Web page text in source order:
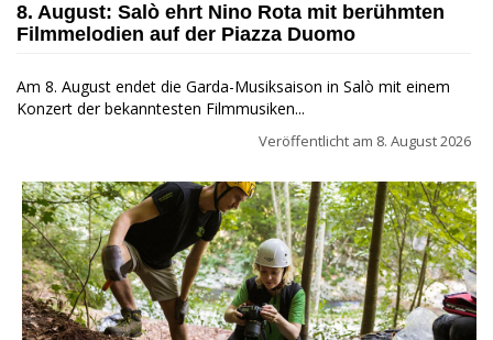
8. August: Salò ehrt Nino Rota mit berühmten
Filmmelodien auf der Piazza Duomo
Am 8. August endet die Garda-Musiksaison in Salò mit einem
Konzert der bekanntesten Filmmusiken...
Veröffentlicht am 8. August 2026